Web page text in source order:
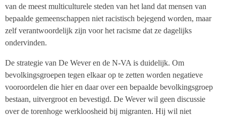
van de meest multiculturele steden van het land dat mensen van
bepaalde gemeenschappen niet racistisch bejegend worden, maar
zelf verantwoordelijk zijn voor het racisme dat ze dagelijks
ondervinden.
De strategie van De Wever en de N-VA is duidelijk. Om
bevolkingsgroepen tegen elkaar op te zetten worden negatieve
vooroordelen die hier en daar over een bepaalde bevolkingsgroep
bestaan, uitvergroot en bevestigd. De Wever wil geen discussie
over de torenhoge werkloosheid bij migranten. Hij wil niet